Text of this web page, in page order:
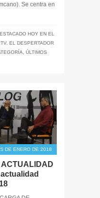
Se centra en
HOY EN EL
, EL DESPERTADOR
ÚLTIMOS
DE ENERO DE 2018